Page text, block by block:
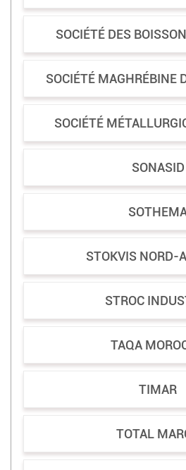
SOCIÉTÉ DES
SOCIÉTÉ MAGHRÉBINE
SOCIÉTÉ
SONASID
STOKVIS NORD-
STROC
TAQA
TIMAR
TOTAL